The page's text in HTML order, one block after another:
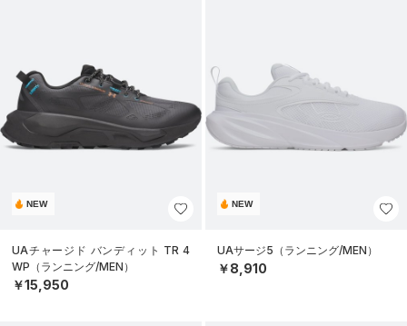
NEW
UAチャージド バンディット TR 4
WP（ランニング/MEN）
￥15,950
NEW
UAサージ5（ランニング/MEN）
￥8,910